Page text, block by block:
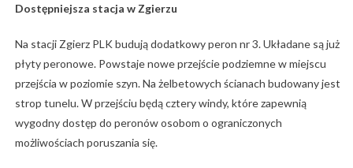
Dostępniejsza stacja w Zgierzu
Na stacji Zgierz PLK budują dodatkowy peron nr 3. Układane są już
płyty peronowe. Powstaje nowe przejście podziemne w miejscu
przejścia w poziomie szyn. Na żelbetowych ścianach budowany jest
strop tunelu. W przejściu będą cztery windy, które zapewnią
wygodny dostęp do peronów osobom o ograniczonych
możliwościach poruszania się.